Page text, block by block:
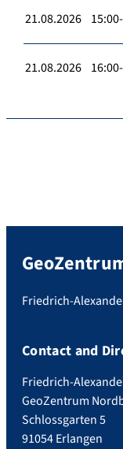
21.08.2026
21.08.2026
Friedrich-
Contact and
Friedrich-
GeoZentrum
Schlossgarten 5
91054 Erlangen